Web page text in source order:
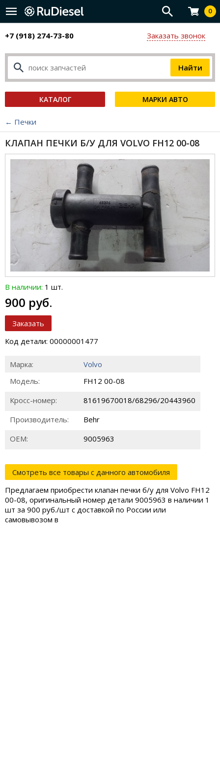
0
+7 (918) 274-73-80 Заказать звонок
КАТАЛОГ МАРКИ АВТО
← Печки
КЛАПАН ПЕЧКИ Б/У ДЛЯ VOLVO FH12 00-08
В наличии: 1 шт.
900 руб.
Заказать
Код детали: 00000001477
Марка:
Volvo
Модель:
FH12 00-08
Кросс-номер:
81619670018/68296/20443960
Производитель:
Behr
ОЕМ:
9005963
Смотреть все товары с данного автомобиля
Предлагаем приобрести клапан печки б/у для Volvo FH12
00-08, оригинальный номер детали 9005963 в наличии 1
шт за 900 руб./шт с доставкой по России или
самовывозом в